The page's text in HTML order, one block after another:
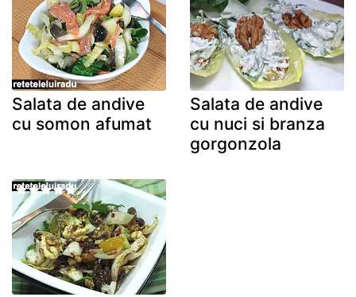
Salata de andive
cu somon afumat
Salata de andive
cu nuci si branza
gorgonzola